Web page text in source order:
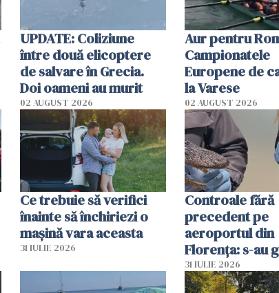
UPDATE: Coliziune
între două elicoptere
de salvare în Grecia.
Doi oameni au murit
02 AUGUST 2026
Aur pentru
Campionatele
Europene de
la Varese
02 AUGUST 2026
Ce trebuie să verifici
înainte să închiriezi o
mașină vara aceasta
31 IULIE 2026
Controale fără
precedent pe
aeroportul din
Florența: s-au
capete de
sumă imensă
31 IULIE 2026